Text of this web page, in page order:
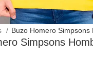
ampliar
Buzo Homero Simpsons
Simpsons